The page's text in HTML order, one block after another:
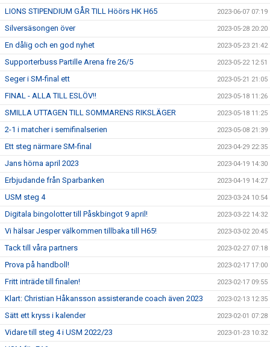
LIONS STIPENDIUM GÅR TILL Höörs HK H65 2023-06-07 07:19
Silversäsongen över 2023-05-28 20:20
En dålig och en god nyhet 2023-05-23 21:42
Supporterbuss Partille Arena fre 26/5 2023-05-22 12:51
Seger i SM-final ett 2023-05-21 21:05
FINAL - ALLA TILL ESLÖV!! 2023-05-18 11:26
SMILLA UTTAGEN TILL SOMMARENS RIKSLÄGER 2023-05-18 11:25
2-1 i matcher i semifinalserien 2023-05-08 21:39
Ett steg närmare SM-final 2023-04-29 22:35
Jans hörna april 2023 2023-04-19 14:30
Erbjudande från Sparbanken 2023-04-19 14:27
USM steg 4 2023-03-24 10:54
Digitala bingolotter till Påskbingot 9 april! 2023-03-22 14:32
Vi hälsar Jesper välkommen tillbaka till H65! 2023-03-02 20:45
Tack till våra partners 2023-02-27 07:18
Prova på handboll! 2023-02-17 17:00
Fritt inträde till finalen! 2023-02-17 09:55
Klart: Christian Håkansson assisterande coach även 2023 2023-02-13 12:35
Sätt ett kryss i kalender 2023-02-01 07:28
Vidare till steg 4 i USM 2022/23 2023-01-23 10:32